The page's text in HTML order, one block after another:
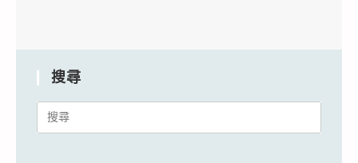
搜尋
Search